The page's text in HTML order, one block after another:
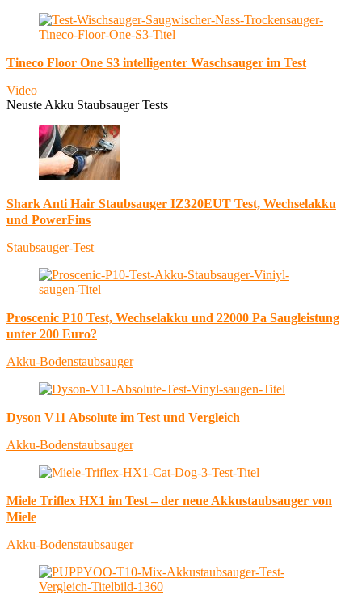
Tineco Floor One S3 intelligenter Waschsauger im Test
Video
Neuste Akku Staubsauger Tests
Shark Anti Hair Staubsauger IZ320EUT Test, Wechselakku
und PowerFins
Staubsauger-Test
Proscenic P10 Test, Wechselakku und 22000 Pa Saugleistung
unter 200 Euro?
Akku-Bodenstaubsauger
Dyson V11 Absolute im Test und Vergleich
Akku-Bodenstaubsauger
Miele Triflex HX1 im Test – der neue Akkustaubsauger von
Miele
Akku-Bodenstaubsauger